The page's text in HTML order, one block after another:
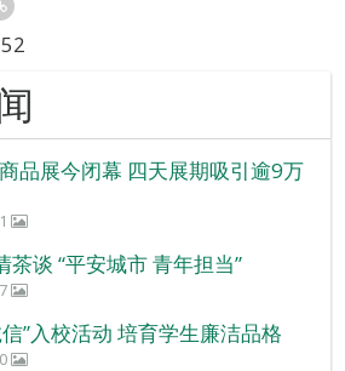
品展今闭幕 四天展期吸引逾9万
茶谈 “平安城市 青年担当”
信”入校活动 培育学生廉洁品格